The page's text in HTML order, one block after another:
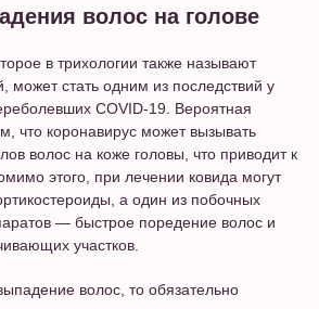
волос на голове
в трихологии также называют
может стать одним из последствий у
COVID-19. Вероятная
что коронавирус может вызывать
волос на коже головы, что приводит к
этого, при лечении ковида могут
а один из побочных
— быстрое поредение волос и
участков.
волос, то обязательно